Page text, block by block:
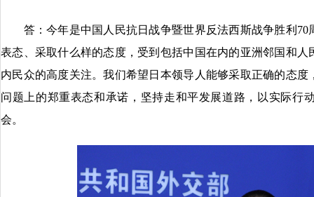
答：今年是中国人民抗日战争暨世界反法西斯战争胜利70
表态、采取什么样的态度，受到包括中国在内的亚洲邻国和
内民众的高度关注。我们希望日本领导人能够采取正确的态
问题上的郑重表态和承诺，坚持走和平发展道路，以实际行
会。